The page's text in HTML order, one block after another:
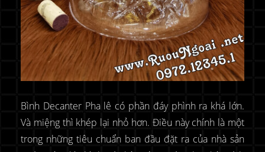
Bình Decanter Pha lê có phần đáy phình ra khá lớn.
Và miệng thì khép lại nhỏ hơn. Điều này chính là một
trong những tiêu chuẩn ban đầu đặt ra của nhà sản